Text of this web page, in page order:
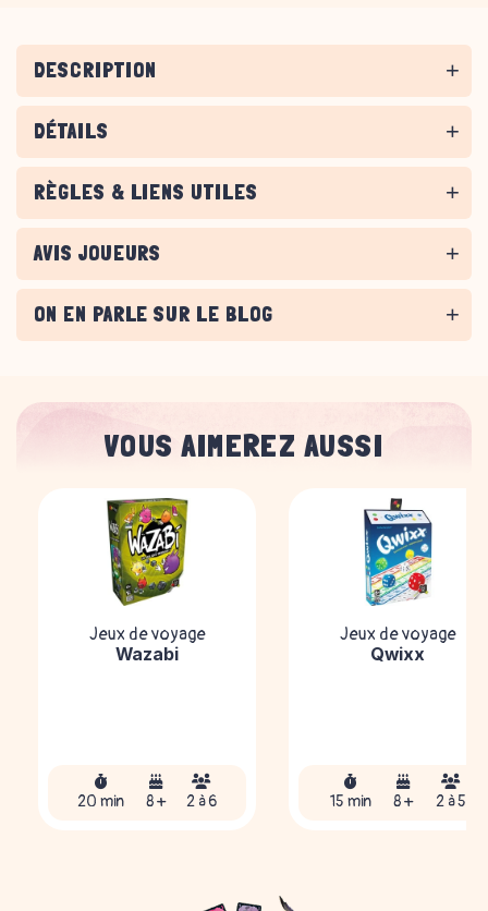
DESCRIPTION
DÉTAILS
RÈGLES & LIENS UTILES
AVIS JOUEURS
ON EN PARLE SUR LE BLOG
VOUS AIMEREZ AUSSI
Jeux de voyage
Wazabi
20 min 8 + 2 à 6
Jeux de voyage
Qwixx
15 min 8 + 2 à 5